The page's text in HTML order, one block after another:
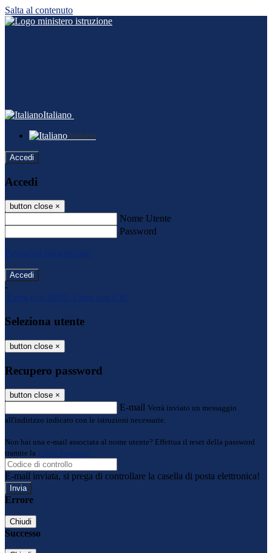
Salta al contenuto
Italiano
Italiano
Accedi
Accedi
button close ×
Nome Utente
Password
Password dimenticata?
-
Entra con SPID
Entra con CIE
Seleziona utente
button close ×
Recupero password
button close ×
E-mail Verrà inviato un messaggio
all'indirizzo indicato con le istruzioni necessarie.
Non hai una e-mail associata al nome utente? Effettua il reset della password
tramite la
Login Spaggiari
E-mail inviata, si prega di controllare la casella di posta elettronica!
Errore
Chiudi
Successo